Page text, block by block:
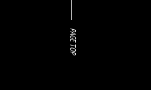
PAGE TOP